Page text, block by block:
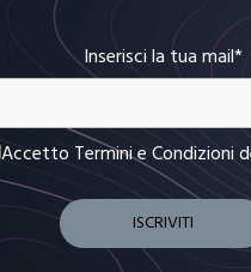
Inserisci la tua mail*
Accetto Termini e Condizioni